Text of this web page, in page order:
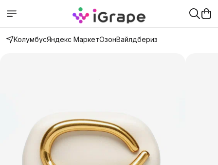
КолумбусЯндекс МаркетОзонВайлдбериз